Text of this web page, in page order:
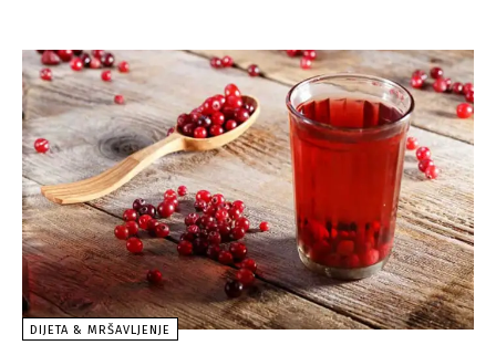
DIJETA & MRŠAVLJENJE